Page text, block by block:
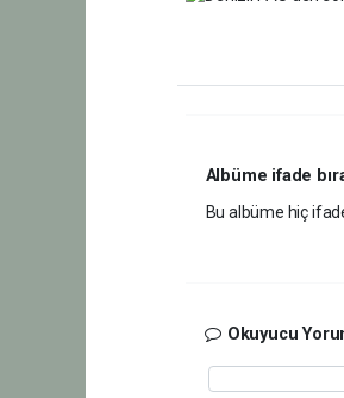
Albüme ifade
Bu albüme hiç
Okuyucu